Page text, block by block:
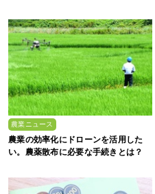
農業ニュース
農業の効率化にドローンを活用した
い。農薬散布に必要な手続きとは？